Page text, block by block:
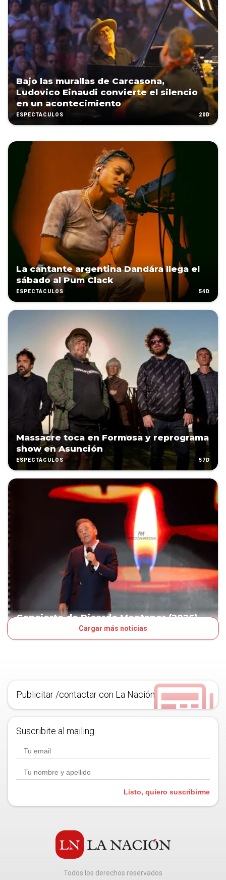
Bajo las murallas de Carcasona,
Ludovico Einaudi convierte el silencio
en un acontecimiento
ESPECTÁCULOS 20D
La cantante argentina Dandára llega el
sábado al Pum Clack
ESPECTÁCULOS 54D
Massacre toca en Formosa y reprograma
show en Asunción
ESPECTÁCULOS 57D
Concierto de Ricardo Montaner (2026)
Cargar más noticias
Publicitar /contactar con La Nación
Suscribite al mailing.
Listo, quiero suscribirme
Todos los derechos reservados